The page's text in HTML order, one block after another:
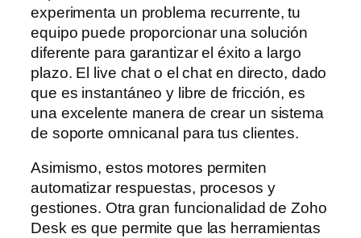
experimenta un problema recurrente, tu
equipo puede proporcionar una solución
diferente para garantizar el éxito a largo
plazo. El live chat o el chat en directo, dado
que es instantáneo y libre de fricción, es
una excelente manera de crear un sistema
de soporte omnicanal para tus clientes.
Asimismo, estos motores permiten
automatizar respuestas, procesos y
gestiones. Otra gran funcionalidad de Zoho
Desk es que permite que las herramientas